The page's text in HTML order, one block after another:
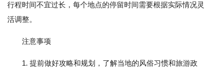
行程时间不宜过长，每个地点的停留时间需要根据实际情况灵
活调整。
注意事项
1. 提前做好攻略和规划，了解当地的风俗习惯和旅游政